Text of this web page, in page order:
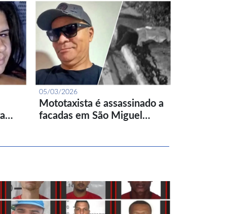
05/03/2026
Mototaxista é assassinado a
facadas em São Miguel…